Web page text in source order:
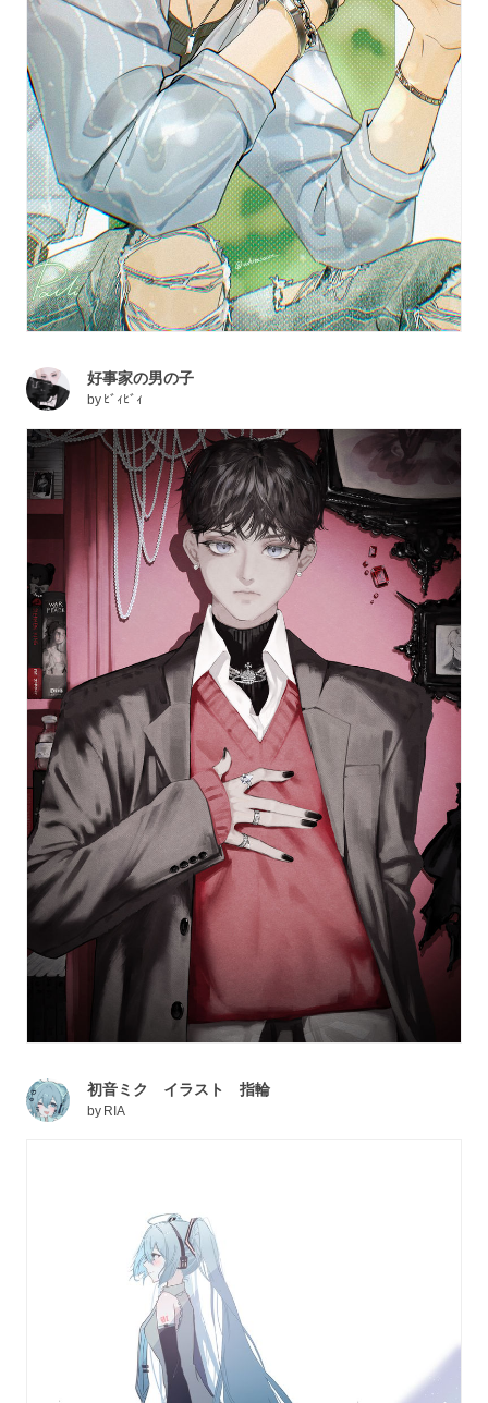
好事家の男の子
by ﾋﾞｨﾋﾞｨ
初音ミク イラスト 指輪
by RIA